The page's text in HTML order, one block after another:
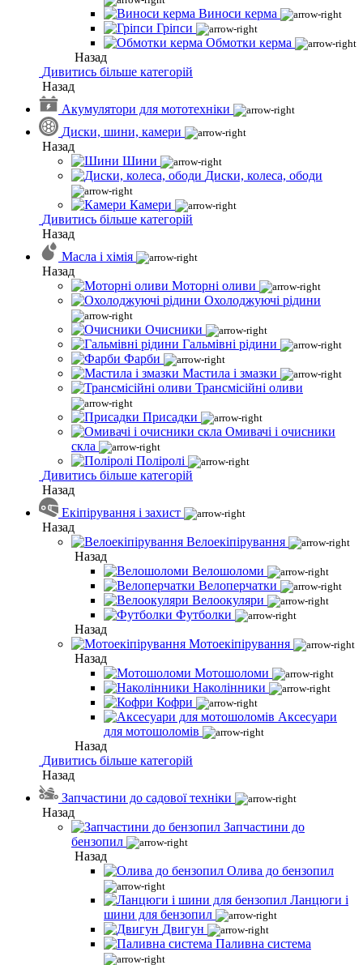
Виноси керма
Гріпси
Обмотки керма
Назад
Дивитись більше категорій
Назад
Акумулятори для мототехніки
Диски, шини, камери
Назад
Шини
Диски, колеса, ободи
Камери
Дивитись більше категорій
Назад
Масла і хімія
Назад
Моторні оливи
Охолоджуючі рідини
Очисники
Гальмівні рідини
Фарби
Мастила і змазки
Трансмісійні оливи
Присадки
Омивачі і очисники
скла
Поліролі
Дивитись більше категорій
Назад
Екіпірування і захист
Назад
Велоекіпірування
Назад
Велошоломи
Велоперчатки
Велоокуляри
Футболки
Назад
Мотоекіпірування
Назад
Мотошоломи
Наколінники
Кофри
Аксесуари
для мотошоломів
Назад
Дивитись більше категорій
Назад
Запчастини до садової техніки
Назад
Запчастини до
бензопил
Назад
Олива до бензопил
Ланцюги і
шини для бензопил
Двигун
Паливна система